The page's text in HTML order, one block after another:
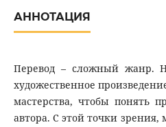
АННОТАЦИЯ
Перевод – сложный жанр.
художественное
мастерства, чтобы понять
автора. С этой точки